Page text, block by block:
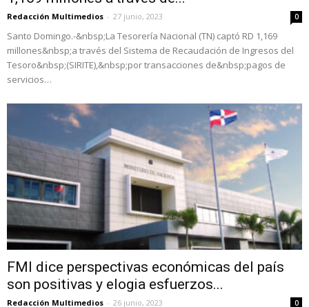
Redacción Multimedios - 27 junio, 2023 0
Santo Domingo.-&nbsp;La Tesorería Nacional (TN) captó RD 1,169
millones&nbsp;a través del Sistema de Recaudación de Ingresos del
Tesoro&nbsp;(SIRITE),&nbsp;por transacciones de&nbsp;pagos de
servicios…
FMI dice perspectivas económicas del país
son positivas y elogia esfuerzos...
Redacción Multimedios - 26 junio, 2023 0